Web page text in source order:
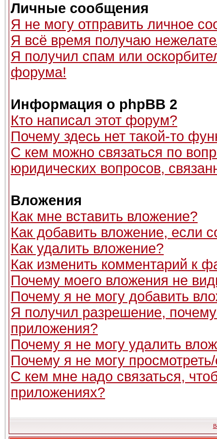
Личные сообщения
Я не могу отправить личное
Я всё время получаю
Я получил спам или
форума!
Информация о phpBB 2
Кто написал этот форум?
Почему здесь нет такой-то
С кем можно связаться по
юридических вопросов,
Вложения
Как мне вставить вложение?
Как добавить вложение, если
Как удалить вложение?
Как изменить комментарий к
Почему моего вложения не
Почему я не могу добавить
Я получил разрешение,
приложения?
Почему я не могу удалить
Почему я не могу
С кем мне надо связаться,
приложениях?